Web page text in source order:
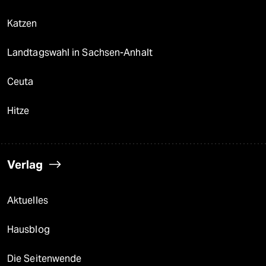
Katzen
Landtagswahl in Sachsen-Anhalt
Ceuta
Hitze
Verlag
Aktuelles
Hausblog
Die Seitenwende